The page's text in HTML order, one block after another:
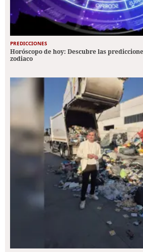
PREDICCIONES
Horóscopo de hoy: Descubre las
zodiaco